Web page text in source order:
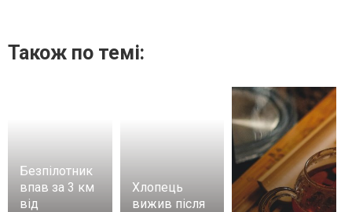
Також по темі:
Безпілотник
впав за 3 км
від
Хлопець
вижив після